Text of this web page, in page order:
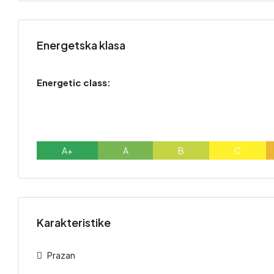
Energetska klasa
Energetic class:
A+ A B C
Karakteristike
Prazan